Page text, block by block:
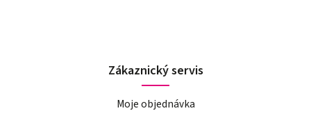
Zákaznický servis
Moje objednávka